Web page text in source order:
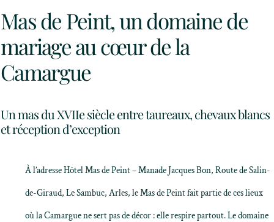
Mas de Peint, un domaine de
mariage au cœur de la
Camargue
Un mas du XVIIe siècle entre taureaux, chevaux blancs
et réception d’exception
À l’adresseHôtel Mas de Peint– Manade Jacques Bon, Route de Salin-
de-Giraud, Le Sambuc, Arles, le Mas de Peint fait partie de ces lieux
où laCamarguene sert pas de décor : elle respire partout. Le domaine